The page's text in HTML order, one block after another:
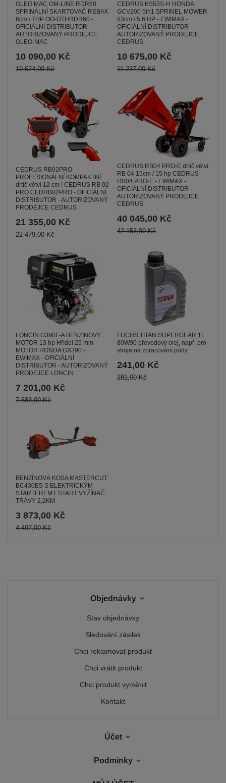
OLEO MAC OM-LINE RDR60
SPRINÁLNÍ SKARTOVAČ REBAK
6cm / 7HP OO-OTHRDR60 -
OFICIÁLNÍ DISTRIBUTOR -
AUTORIZOVANÝ PRODEJCE
OLEO-MAC
10 090,00 Kč
10 624,00 Kč
CEDRUS KS53S-H HONDA
GCV200 5in1 SPRINEL MOWER
53cm / 5.6 HP - EWIMAX -
OFICIÁLNÍ DISTRIBUTOR -
AUTORIZOVANÝ PRODEJCE
CEDRUS
10 675,00 Kč
11 237,00 Kč
CEDRUS RB02PRO
PROFESIONÁLNÍ KOMPAKTNÍ
drtič větví 12 cm ! CEDRUS RB 02
PRO CEDRB02PRO - OFICIÁLNÍ
DISTRIBUTOR - AUTORIZOVANÝ
PRODEJCE CEDRUS
21 355,00 Kč
22 479,00 Kč
CEDRUS RB04 PRO-E drtič větví
RB 04 15cm / 15 hp CEDRUS
RB04 PRO-E - EWIMAX -
OFICIÁLNÍ DISTRIBUTOR -
AUTORIZOVANÝ PRODEJCE
CEDRUS
40 045,00 Kč
42 153,00 Kč
LONCIN G390F-A BENZÍNOVÝ
MOTOR 13 hp Hřídel 25 mm
MOTOR HONDA GX390 -
EWIMAX - OFICIÁLNÍ
DISTRIBUTOR - AUTORIZOVANÝ
PRODEJCE LONCIN
7 201,00 Kč
7 583,00 Kč
FUCHS TITAN SUPERGEAR 1L
80W90 převodový olej, např. pro
stroje na zpracování půdy
241,00 Kč
281,00 Kč
BENZÍNOVÁ KOSA MASTERCUT
BC430ES S ELEKTRICKÝM
STARTÉREM ESTART VYŽÍNAČ
TRÁVY 2,2KM
3 873,00 Kč
4 497,00 Kč
Objednávky
Stav objednávky
Sledování zásilek
Chci reklamovat produkt
Chci vrátit produkt
Chci produkt vyměnit
Kontakt
Účet
Podmínky